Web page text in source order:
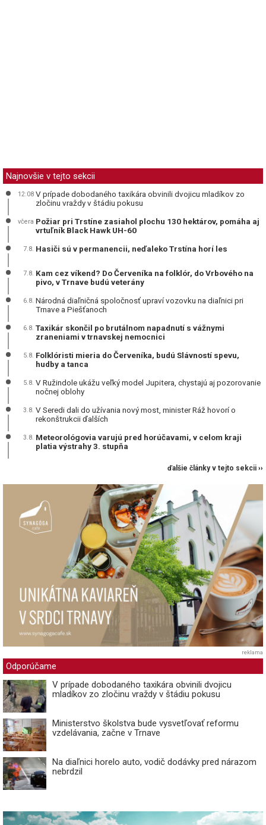
Najnovšie v tejto sekcii
12:08 V prípade dobodaného taxikára obvinili dvojicu mladíkov zo
zločinu vraždy v štádiu pokusu
včera Požiar pri Trstíne zasiahol plochu 130 hektárov, pomáha aj
vrtuľník Black Hawk UH-60
7.8. Hasiči sú v permanencii, neďaleko Trstína horí les
7.8. Kam cez víkend? Do Červeníka na folklór, do Vrbového na
pivo, v Trnave budú veterány
6.8. Národná diaľničná spoločnosť upraví vozovku na diaľnici pri
Trnave a Piešťanoch
6.8. Taxikár skončil po brutálnom napadnutí s vážnymi
zraneniami v trnavskej nemocnici
5.8. Folklóristi mieria do Červeníka, budú Slávností spevu,
hudby a tanca
5.8. V Ružindole ukážu veľký model Jupitera, chystajú aj pozorovanie
nočnej oblohy
3.8. V Seredi dali do užívania nový most, minister Ráž hovorí o
rekonštrukcii ďalších
3.8. Meteorológovia varujú pred horúčavami, v celom kraji
platia výstrahy 3. stupňa
ďalšie články v tejto sekcii ››
reklama
Odporúčame
V prípade dobodaného taxikára obvinili dvojicu
mladíkov zo zločinu vraždy v štádiu pokusu
Ministerstvo školstva bude vysvetľovať reformu
vzdelávania, začne v Trnave
Na diaľnici horelo auto, vodič dodávky pred nárazom
nebrdzil